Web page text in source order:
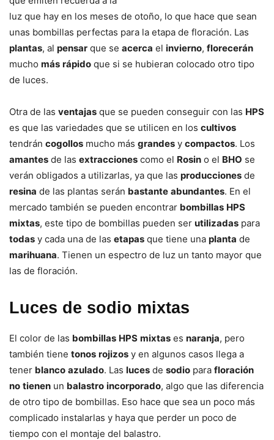
luz que hay en los meses de otoño, lo que hace que sean
unas bombillas perfectas para la etapa de floración. Las
plantas, al pensar que se acerca el invierno, florecerán
mucho más rápido que si se hubieran colocado otro tipo
de luces.
Otra de las ventajas que se pueden conseguir con las HPS
es que las variedades que se utilicen en los cultivos
tendrán cogollos mucho más grandes y compactos. Los
amantes de las extracciones como el Rosin o el BHO se
verán obligados a utilizarlas, ya que las producciones de
resina de las plantas serán bastante abundantes. En el
mercado también se pueden encontrar bombillas HPS
mixtas, este tipo de bombillas pueden ser utilizadas para
todas y cada una de las etapas que tiene una planta de
marihuana. Tienen un espectro de luz un tanto mayor que
las de floración.
Luces de sodio mixtas
El color de las bombillas HPS mixtas es naranja, pero
también tiene tonos rojizos y en algunos casos llega a
tener blanco azulado. Las luces de sodio para floración
no tienen un balastro incorporado, algo que las diferencia
de otro tipo de bombillas. Eso hace que sea un poco más
complicado instalarlas y haya que perder un poco de
tiempo con el montaje del balastro.